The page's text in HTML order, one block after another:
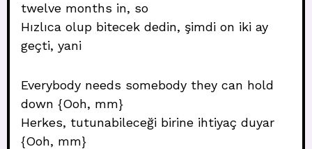
twelve months in, so
Hızlıca olup bitecek dedin, şimdi on iki ay
geçti, yani
Everybody needs somebody they can hold
down {Ooh, mm}
Herkes, tutunabileceği birine ihtiyaç duyar
{Ooh, mm}